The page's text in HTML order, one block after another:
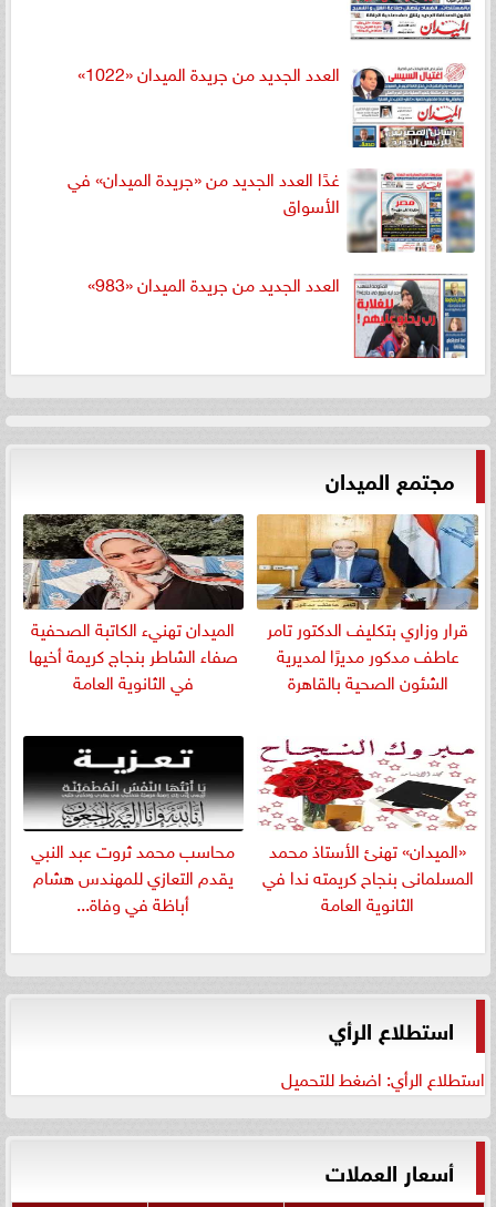
العدد الجديد من جريدة الميدان «1022»
غدًا العدد الجديد من «جريدة الميدان» في
الأسواق
العدد الجديد من جريدة الميدان «983»
مجتمع الميدان
قرار وزاري بتكليف الدكتور تامر
عاطف مدكور مديرًا لمديرية
الشئون الصحية بالقاهرة
الميدان تهنيء الكاتبة الصحفية
صفاء الشاطر بنجاج كريمة أخيها
في الثانوية العامة
«الميدان» تهنئ الأستاذ محمد
المسلمانى بنجاح كريمته ندا في
الثانوية العامة
​محاسب محمد ثروت عبد النبي
يقدم التعازي للمهندس هشام
أباظة في وفاة...
استطلاع الرأي
استطلاع الرأي: اضغط للتحميل
أسعار العملات